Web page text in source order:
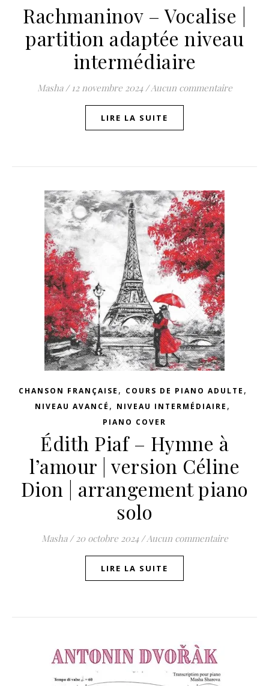
Rachmaninov – Vocalise |
partition adaptée niveau
intermédiaire
Masha / 12 novembre 2024 /Aucun commentaire
LIRE LA SUITE
CHANSON FRANÇAISE , COURS DE PIANO ADULTE ,
NIVEAU AVANCÉ , NIVEAU INTERMÉDIAIRE ,
PIANO COVER
Édith Piaf – Hymne à
l’amour | version Céline
Dion | arrangement piano
solo
Masha / 20 octobre 2024 /Aucun commentaire
LIRE LA SUITE